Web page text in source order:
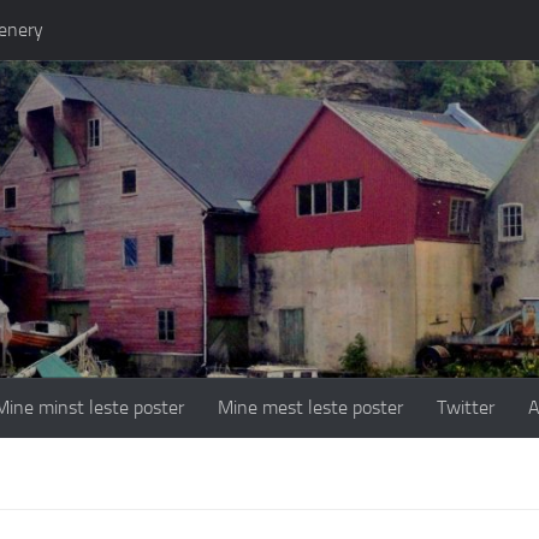
minst leste poster Mine mest leste poster Twitter